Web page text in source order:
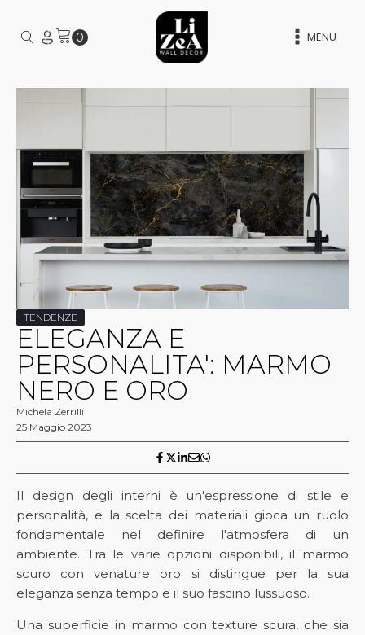
MENU
TENDENZE
ELEGANZA E
PERSONALITA': MARMO
NERO E ORO
Michela Zerrilli
25 Maggio 2023
Il design degli interni è un'espressione di stile e
personalità, e la scelta dei materiali gioca un ruolo
fondamentale nel definire l'atmosfera di un
ambiente. Tra le varie opzioni disponibili, il marmo
scuro con venature oro si distingue per la sua
eleganza senza tempo e il suo fascino lussuoso.
Una superficie in marmo con texture scura, che sia